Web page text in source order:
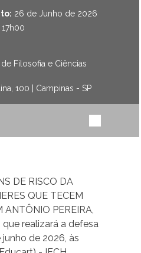
26 de Junho de 2026
de Filosofia e Ciências
100 | Campinas - SP
DE RISCO DA
QUE TECEM
ANTÔNIO PEREIRA,
que realizará a defesa
de 2026, às